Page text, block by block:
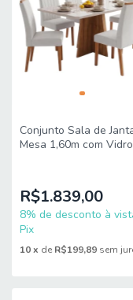
Conjunto Sala de
Mesa 1,60m com Vidro
R$1.839,00
8% de desconto à
Pix
10x de R$199,89 sem